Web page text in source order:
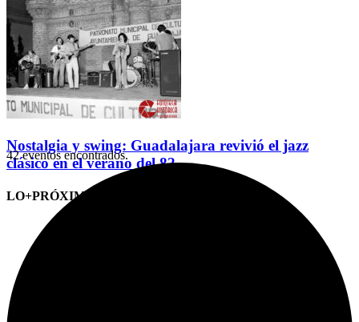
Nostalgia y swing: Guadalajara revivió el jazz
clásico en el verano del 82
LO+PRÓXIMO (CITAS)
42 eventos encontrados.